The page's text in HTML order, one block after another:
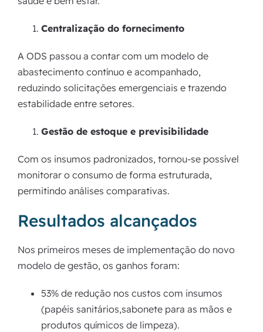
Centralização do fornecimento
A ODS passou a contar com um modelo de
abastecimento contínuo e acompanhado,
reduzindo solicitações emergenciais e trazendo
estabilidade entre setores.
Gestão de estoque e previsibilidade
Com os insumos padronizados, tornou-se possível
monitorar o consumo de forma estruturada,
permitindo análises comparativas.
Resultados alcançados
Nos primeiros meses de implementação do novo
modelo de gestão, os ganhos foram:
53% de redução nos custos com insumos
(papéis sanitários,sabonete para as mãos e
produtos químicos de limpeza).